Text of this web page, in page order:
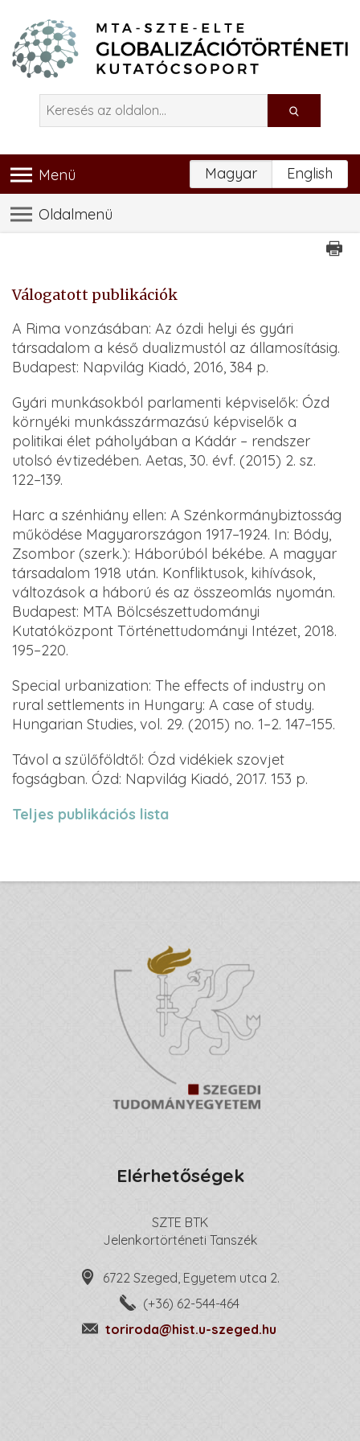
Magyar English
Menü
Oldalmenü
Válogatott publikációk
A Rima vonzásában: Az ózdi helyi és gyári
társadalom a késő dualizmustól az államosításig.
Budapest: Napvilág Kiadó, 2016, 384 p.
Gyári munkásokból parlamenti képviselők: Ózd
környéki munkásszármazású képviselők a
politikai élet páholyában a Kádár – rendszer
utolsó évtizedében. Aetas, 30. évf. (2015) 2. sz.
122–139.
Harc a szénhiány ellen: A Szénkormánybiztosság
működése Magyarországon 1917–1924. In: Bódy,
Zsombor (szerk.): Háborúból békébe. A magyar
társadalom 1918 után. Konfliktusok, kihívások,
változások a háború és az összeomlás nyomán.
Budapest: MTA Bölcsészettudományi
Kutatóközpont Történettudományi Intézet, 2018.
195–220.
Special urbanization: The effects of industry on
rural settlements in Hungary: A case of study.
Hungarian Studies, vol. 29. (2015) no. 1–2. 147–155.
Távol a szülőföldtől: Ózd vidékiek szovjet
fogságban. Ózd: Napvilág Kiadó, 2017. 153 p.
Teljes publikációs lista
Elérhetőségek
SZTE BTK
Jelenkortörténeti Tanszék
6722 Szeged, Egyetem utca 2.
(+36) 62-544-464
toriroda@hist.u-szeged.hu